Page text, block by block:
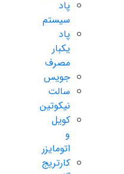
پاد
سیستم
پاد
یکبار
مصرف
جویس
سالت
نیکوتین
کویل
و
اتومایزر
کارتریج